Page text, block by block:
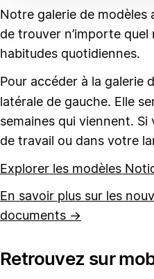
Notre galerie de modèles
de trouver n’importe
habitudes quotidiennes.
Pour accéder à la galerie
latérale de gauche. Elle
semaines qui viennent.
de travail ou dans votre
Explorer les modèles
En savoir plus sur les
documents →
Retrouvez sur